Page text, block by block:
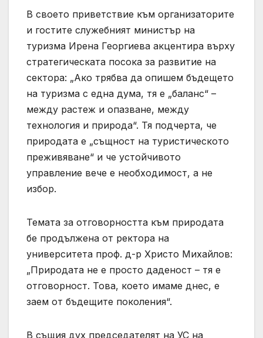
В своето приветствие към организаторите
и гостите служебният министър на
туризма Ирена Георгиева акцентира върху
стратегическата посока за развитие на
сектора: „Ако трябва да опишем бъдещето
на туризма с една дума, тя е „баланс“ –
между растеж и опазване, между
технология и природа“. Тя подчерта, че
природата е „същност на туристическото
преживяване“ и че устойчивото
управление вече е необходимост, а не
избор.
Темата за отговорността към природата
бе продължена от ректора на
университета проф. д-р Христо Михайлов:
„Природата не е просто даденост – тя е
отговорност. Това, което имаме днес, е
заем от бъдещите поколения“.
В същия дух председателят на УС на